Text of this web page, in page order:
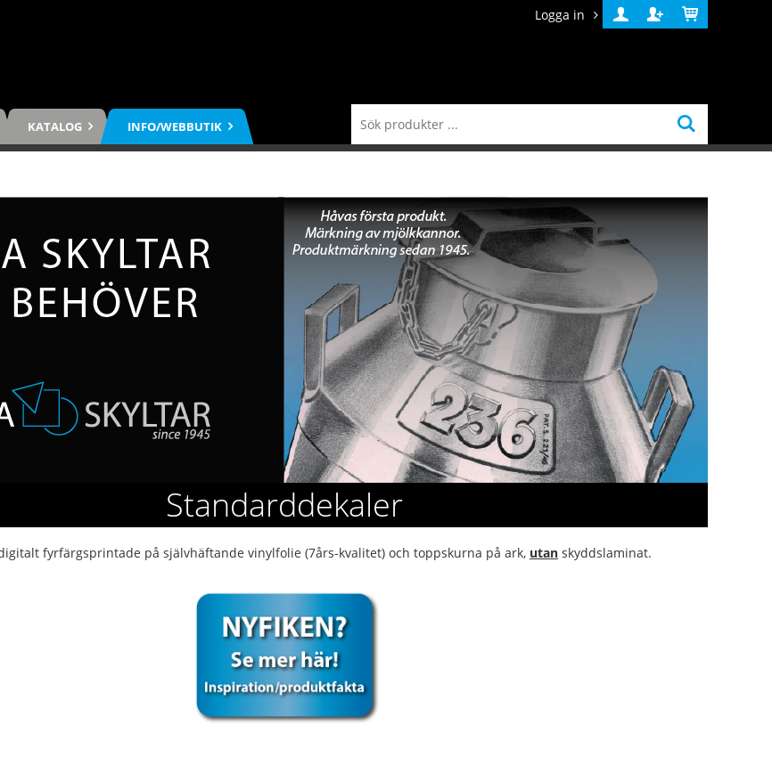
Logga in
Logga
in
Skapa
konto
Varukorg
KATALOG INFO/WEBBUTIK
Standarddekaler
fyrfärgsprintade på självhäftande vinylfolie (7års-kvalitet) och toppskurna på ark, utan skyddslaminat.